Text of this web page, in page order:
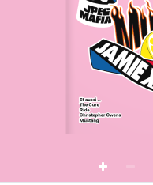
et aussi ...
The Cure
ride
Christopher Owens
mustang